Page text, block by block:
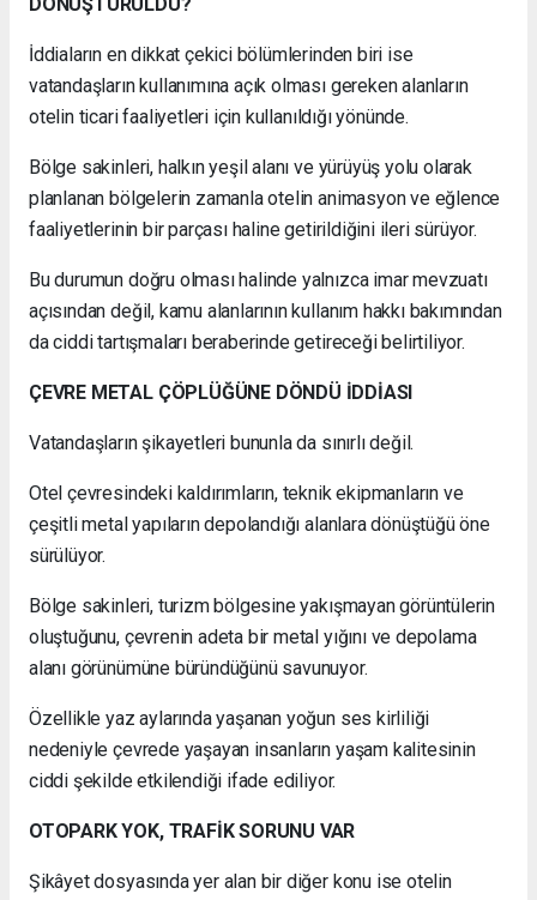
İddiaların en dikkat çekici bölümlerinden biri ise
vatandaşların kullanımına açık olması gereken alanların
otelin ticari faaliyetleri için kullanıldığı yönünde.
Bölge sakinleri, halkın yeşil alanı ve yürüyüş yolu olarak
planlanan bölgelerin zamanla otelin animasyon ve eğlence
faaliyetlerinin bir parçası haline getirildiğini ileri sürüyor.
Bu durumun doğru olması halinde yalnızca imar mevzuatı
açısından değil, kamu alanlarının kullanım hakkı bakımından
da ciddi tartışmaları beraberinde getireceği belirtiliyor.
ÇEVRE METAL ÇÖPLÜĞÜNE DÖNDÜ İDDİASI
Vatandaşların şikayetleri bununla da sınırlı değil.
Otel çevresindeki kaldırımların, teknik ekipmanların ve
çeşitli metal yapıların depolandığı alanlara dönüştüğü öne
sürülüyor.
Bölge sakinleri, turizm bölgesine yakışmayan görüntülerin
oluştuğunu, çevrenin adeta bir metal yığını ve depolama
alanı görünümüne büründüğünü savunuyor.
Özellikle yaz aylarında yaşanan yoğun ses kirliliği
nedeniyle çevrede yaşayan insanların yaşam kalitesinin
ciddi şekilde etkilendiği ifade ediliyor.
OTOPARK YOK, TRAFİK SORUNU VAR
Şikâyet dosyasında yer alan bir diğer konu ise otelin